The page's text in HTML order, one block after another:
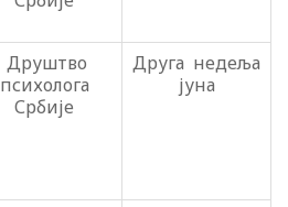
Друштво
психолога
Србије
Друга недеља
јуна